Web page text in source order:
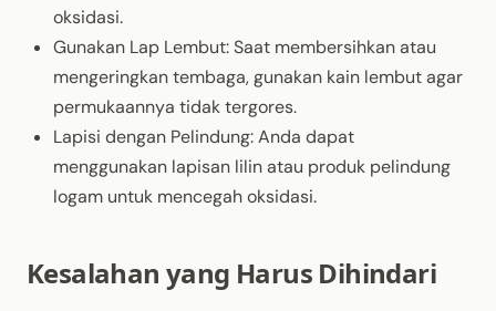
oksidasi.
Gunakan Lap Lembut: Saat membersihkan atau
mengeringkan tembaga, gunakan kain lembut agar
permukaannya tidak tergores.
Lapisi dengan Pelindung: Anda dapat
menggunakan lapisan lilin atau produk pelindung
logam untuk mencegah oksidasi.
Kesalahan yang Harus Dihindari